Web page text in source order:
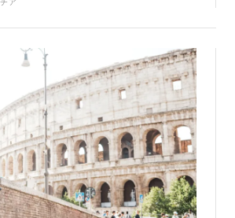
きっと一生の思い出になります。